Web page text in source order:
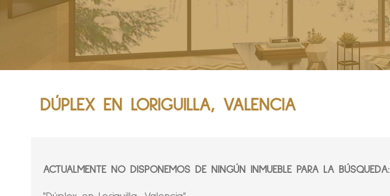
DÚPLEX EN LORIGUILLA, VALENCIA
ACTUALMENTE NO DISPONEMOS DE NINGÚN INMUEBLE PARA LA BÚSQUEDA: